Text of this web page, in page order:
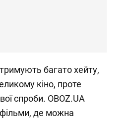
багато хейту,
кіно, проте
спроби. OBOZ.UA
фільми, де можна